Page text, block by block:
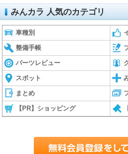
みんカラ 人気のカテゴリ
車種別
整備手帳
パーツレビュー
スポット
まとめ
【PR】ショッピング